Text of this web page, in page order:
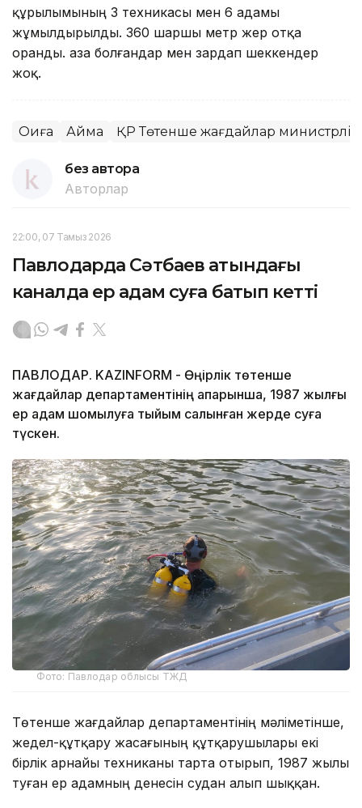
құрылымының 3 техникасы мен 6 адамы
жұмылдырылды. 360 шаршы метр жер отқа
оранды. Қаза болғандар мен зардап шеккендер
жоқ.
Оқиға Аймақ ҚР Төтенше жағдайлар министрлігі
без автора
Авторлар
22:00, 07 Тамыз 2026
Павлодарда Сәтбаев атындағы
каналда ер адам суға батып кетті
ПАВЛОДАР. KAZINFORM - Өңірлік төтенше
жағдайлар департаментінің ақпарынша, 1987 жылғы
ер адам шомылуға тыйым салынған жерде суға
түскен.
Фото: Павлодар облысы ТЖД
Төтенше жағдайлар департаментінің мәліметінше,
жедел-құтқару жасағының құтқарушылары екі
бірлік арнайы техниканы тарта отырып, 1987 жылы
туған ер адамның денесін судан алып шыққан.